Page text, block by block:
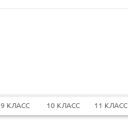
9 КЛАСС 10 КЛАСС 11 КЛАСС